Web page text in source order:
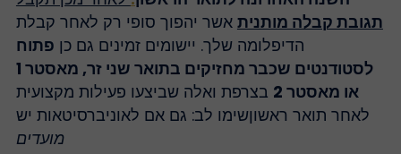
קבלה מותניתאשר יהפוך סופי רק לאחר קבלת
הדיפלומה שלך. יישומים זמינים גם כן פתוח
לסטודנטים שכבר מחזיקים בתואר שני זר, מאסטר 1
או מאסטר 2 בצרפת ואלה שביצעו פעילות מקצועית
לאחר תואר ראשוןשימו לב: גם אם לאוניברסיטאות יש
מועדים